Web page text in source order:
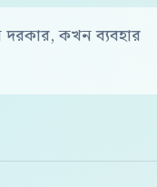
দরকার, কখন ব্যবহার